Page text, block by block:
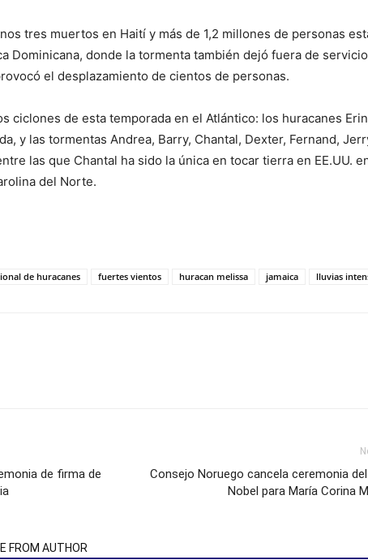
tres muertos en Haití y más de 1,2 millones de personas
Dominicana, donde la tormenta también dejó fuera de servicio
el desplazamiento de cientos de personas.
ciclones de esta temporada en el Atlántico: los huracanes
y las tormentas Andrea, Barry, Chantal, Dexter, Fernand,
las que Chantal ha sido la única en tocar tierra en EE.UU.
del Norte.
de huracanes fuertes vientos huracan melissa jamaica lluvias
de firma de
Consejo Noruego cancela ceremonia
Nobel para María Corina
FROM AUTHOR